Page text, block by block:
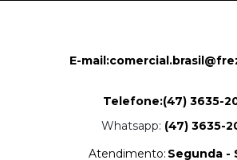
E-mail:
Telefone:(47) 3635-
Whatsapp: (47) 3635-
Atendimento: Segunda -